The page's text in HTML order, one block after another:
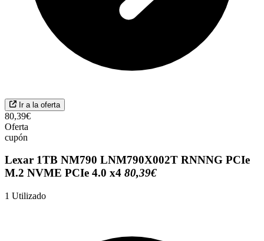
Ir a la oferta
80,39€
Oferta
cupón
Lexar 1TB NM790 LNM790X002T RNNNG PCIe
M.2 NVME PCIe 4.0 x4 80,39€
1 Utilizado